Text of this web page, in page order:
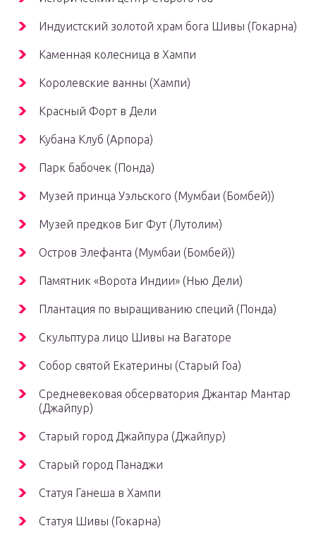
Индуистский золотой храм бога Шивы (Гокарна)
Каменная колесница в Хампи
Королевские ванны (Хампи)
Красный Форт в Дели
Кубана Клуб (Арпора)
Парк бабочек (Понда)
Музей принца Уэльского (Мумбаи (Бомбей))
Музей предков Биг Фут (Лутолим)
Остров Элефанта (Мумбаи (Бомбей))
Памятник «Ворота Индии» (Нью Дели)
Плантация по выращиванию специй (Понда)
Скульптура лицо Шивы на Вагаторе
Собор святой Екатерины (Старый Гоа)
Средневековая обсерватория Джантар Мантар
(Джайпур)
Старый город Джайпура (Джайпур)
Старый город Панаджи
Статуя Ганеша в Хампи
Статуя Шивы (Гокарна)